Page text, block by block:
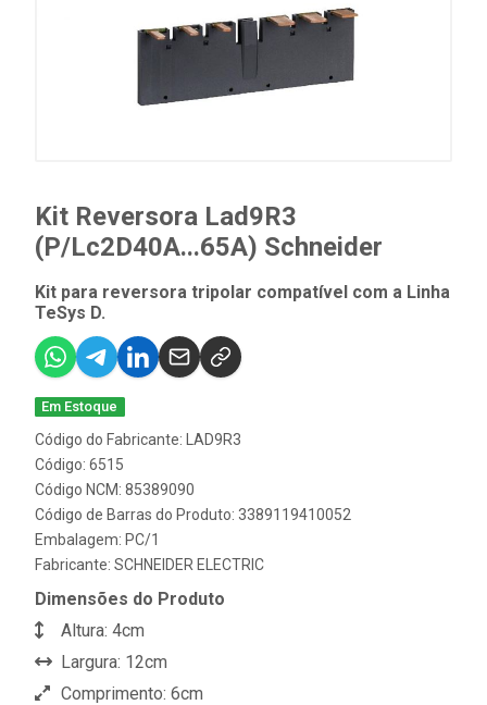
Kit Reversora Lad9R3
(P/Lc2D40A...65A) Schneider
Kit para reversora tripolar compatível com a Linha
TeSys D.
Em Estoque
Código do Fabricante: LAD9R3
Código: 6515
Código NCM: 85389090
Código de Barras do Produto: 3389119410052
Embalagem: PC/1
Fabricante: SCHNEIDER ELECTRIC
Dimensões do Produto
Altura: 4cm
Largura: 12cm
Comprimento: 6cm